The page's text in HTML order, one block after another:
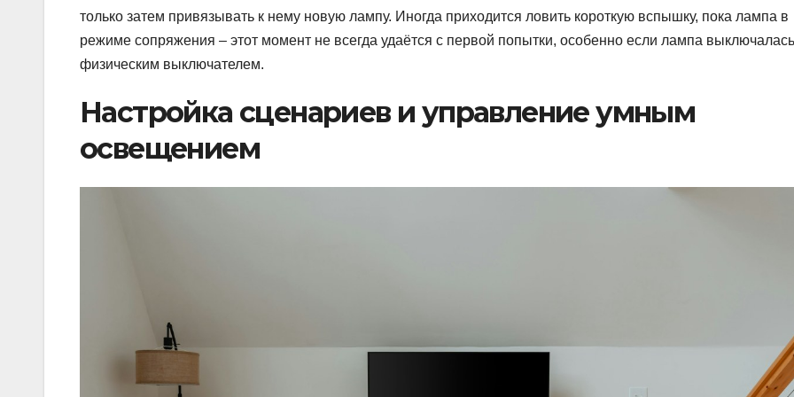
только затем привязывать к нему новую лампу. Иногда приходится ловить короткую вспышку, пока лампа в
режиме сопряжения – этот момент не всегда удаётся с первой попытки, особенно если лампа выключалась
физическим выключателем.
Настройка сценариев и управление умным
освещением